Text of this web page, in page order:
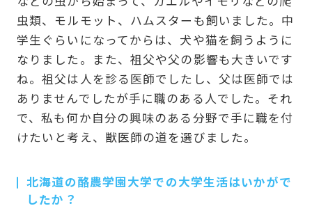
虫類、モルモット、ハムスターも飼いました。中
学生ぐらいになってからは、犬や猫を飼うように
なりました。また、祖父や父の影響も大きいです
ね。祖父は人を診る医師でしたし、父は医師では
ありませんでしたが手に職のある人でした。それ
で、私も何か自分の興味のある分野で手に職を付
けたいと考え、獣医師の道を選びました。
北海道の酪農学園大学での大学生活はいかがで
したか？